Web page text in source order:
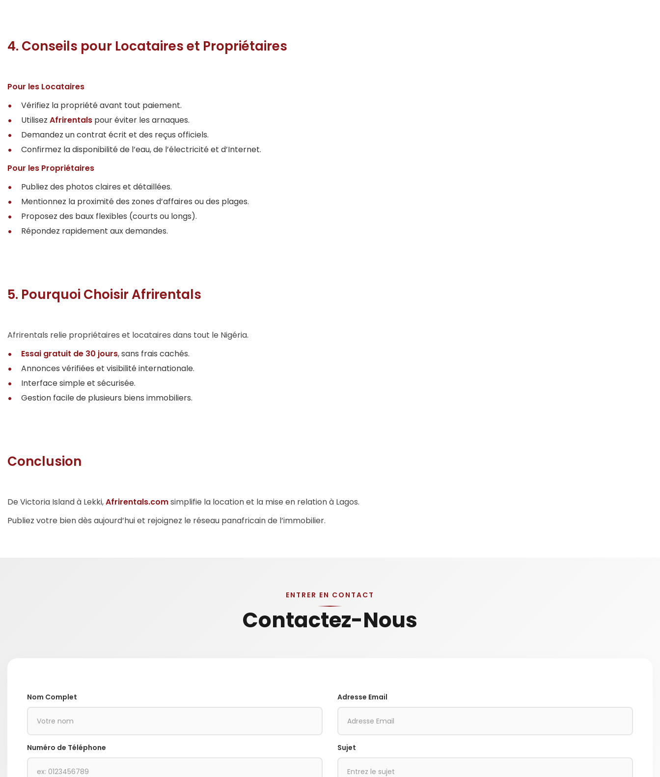
4. Conseils pour Locataires et Propriétaires
Pour les Locataires
Vérifiez la propriété avant tout paiement.
Utilisez Afrirentals pour éviter les arnaques.
Demandez un contrat écrit et des reçus officiels.
Confirmez la disponibilité de l’eau, de l’électricité et d’Internet.
Pour les Propriétaires
Publiez des photos claires et détaillées.
Mentionnez la proximité des zones d’affaires ou des plages.
Proposez des baux flexibles (courts ou longs).
Répondez rapidement aux demandes.
5. Pourquoi Choisir Afrirentals
Afrirentals relie propriétaires et locataires dans tout le Nigéria.
Essai gratuit de 30 jours, sans frais cachés.
Annonces vérifiées et visibilité internationale.
Interface simple et sécurisée.
Gestion facile de plusieurs biens immobiliers.
Conclusion
De Victoria Island à Lekki,Afrirentals.comsimplifie la location et la mise en relation à Lagos.
Publiez votre bien dès aujourd’hui et rejoignez le réseau panafricain de l’immobilier.
ENTRER EN CONTACT
Contactez-Nous
Nom Complet Adresse Email
Numéro de Téléphone Sujet